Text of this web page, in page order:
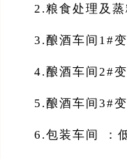
2.粮食处理及蒸
3.酿酒车间1#变
4.酿酒车间2#变
5.酿酒车间3#变
6.包装车间